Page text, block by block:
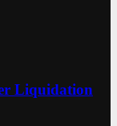
Liquidation